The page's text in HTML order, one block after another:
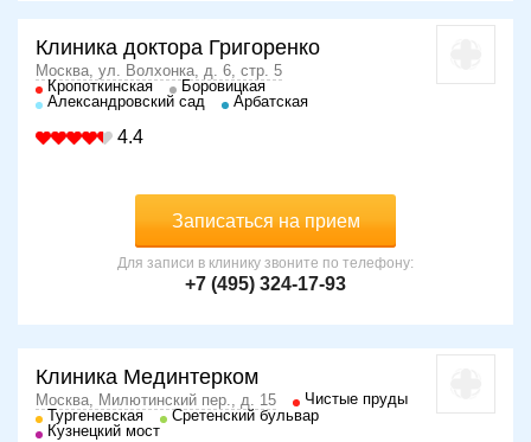
Клиника доктора Григоренко
Москва, ул. Волхонка, д. 6, стр. 5
Кропоткинская
Боровицкая
Александровский сад
Арбатская
4.4
Записаться на прием
Для записи в клинику звоните по телефону:
+7 (495) 324-17-93
Клиника Мединтерком
Москва, Милютинский пер., д. 15
Чистые пруды
Тургеневская
Сретенский бульвар
Кузнецкий мост